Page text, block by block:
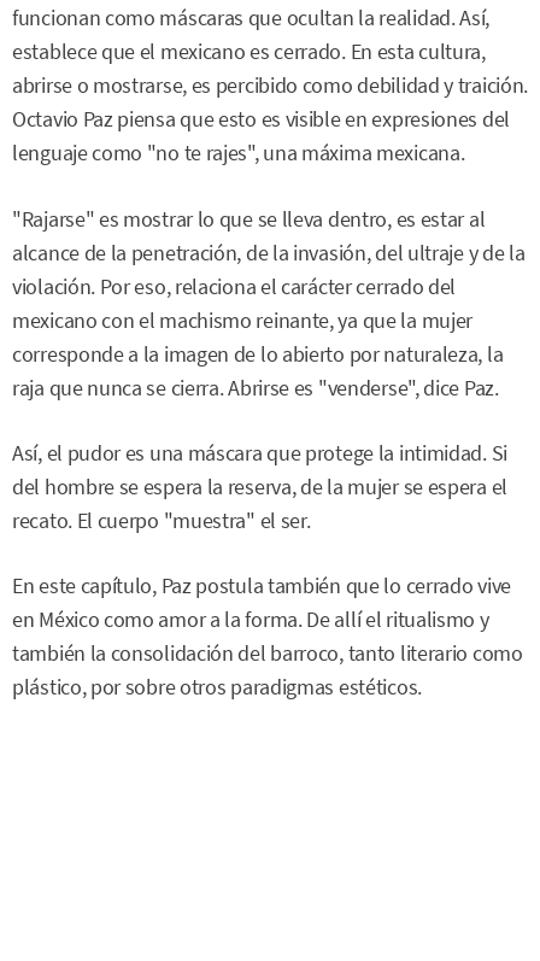
funcionan como máscaras que ocultan la realidad. Así,
establece que el mexicano es cerrado. En esta cultura,
abrirse o mostrarse, es percibido como debilidad y traición.
Octavio Paz piensa que esto es visible en expresiones del
lenguaje como "no te rajes", una máxima mexicana.
"Rajarse" es mostrar lo que se lleva dentro, es estar al
alcance de la penetración, de la invasión, del ultraje y de la
violación. Por eso, relaciona el carácter cerrado del
mexicano con el machismo reinante, ya que la mujer
corresponde a la imagen de lo abierto por naturaleza, la
raja que nunca se cierra. Abrirse es "venderse", dice Paz.
Así, el pudor es una máscara que protege la intimidad. Si
del hombre se espera la reserva, de la mujer se espera el
recato. El cuerpo "muestra" el ser.
En este capítulo, Paz postula también que lo cerrado vive
en México como amor a la forma. De allí el ritualismo y
también la consolidación del barroco, tanto literario como
plástico, por sobre otros paradigmas estéticos.